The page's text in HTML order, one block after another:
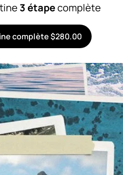
3 étapecomplète
complète $280.00